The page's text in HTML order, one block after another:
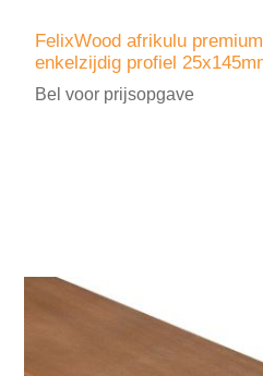
FelixWood afrikulu
enkelzijdig profiel
Bel voor prijsopgave